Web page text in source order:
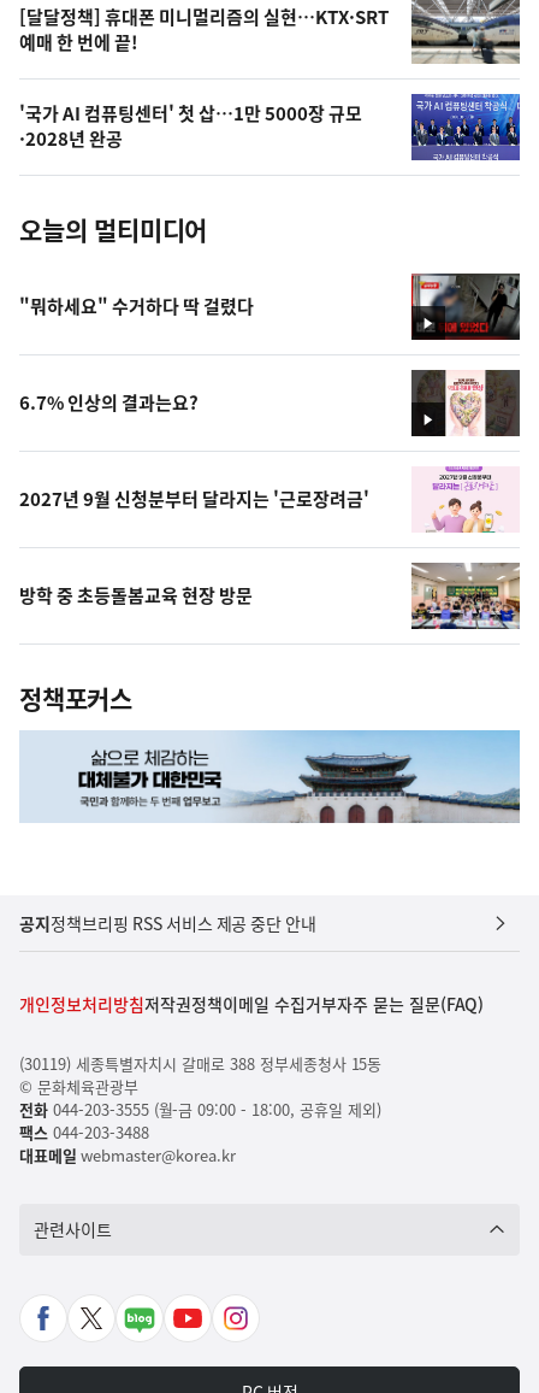
오
늘
의
사
진
[달달정책] 휴대폰 미니멀리즘의 실현…KTX·SRT
예매 한 번에 끝!
'국가 AI 컴퓨팅센터' 첫 삽…1만 5000장 규모
·2028년 완공
오늘의 멀티미디어
영
상
"뭐하세요" 수거하다 딱 걸렸다
영
상
6.7% 인상의 결과는요?
2027년 9월 신청분부터 달라지는 '근로장려금'
방학 중 초등돌봄교육 현장 방문
정책포커스
공지정책브리핑 RSS 서비스 제공 중단 안내
개인정보처리방침저작권정책이메일 수집거부자주 묻는 질문(FAQ)
(30119) 세종특별자치시 갈매로 388 정부세종청사 15동
© 문화체육관광부
전화044-203-3555 (월-금 09:00 - 18:00, 공휴일 제외)
팩스044-203-3488
대표메일 webmaster@korea.kr
관련사이트
페
X
네
유
인
타